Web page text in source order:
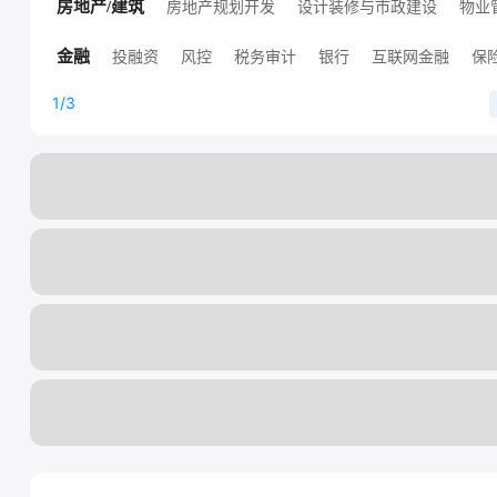
高端技术职位 人工智能 销售技术支持 其他技术职位
房地产/建筑 房地产规划开发 设计装修与市政建设
物业
金融 投融资 风控 税务审计 银行 互联网金融
保
1/3